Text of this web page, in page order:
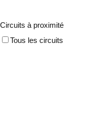
Circuits à proximité
Tous les circuits